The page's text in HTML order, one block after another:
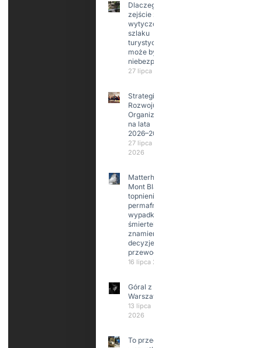
Dlaczego
zejście z
wytyczonego
szlaku
turystycznego
może być
niebezpieczne?
27 lipca 2026
Strategia
Rozwoju
Organizacji
na lata
2026–2029
27 lipca
2026
Matterhorn i
Mont Blanc:
topnienie
permafrost,
wypadki
śmiertelne,
znamienne
decyzje
przewodników
16 lipca 2026
Góral z
Warszawy.
13 lipca
2026
To przede